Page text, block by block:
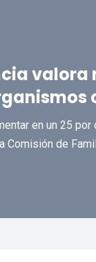
valora
en un 25
Comisión de